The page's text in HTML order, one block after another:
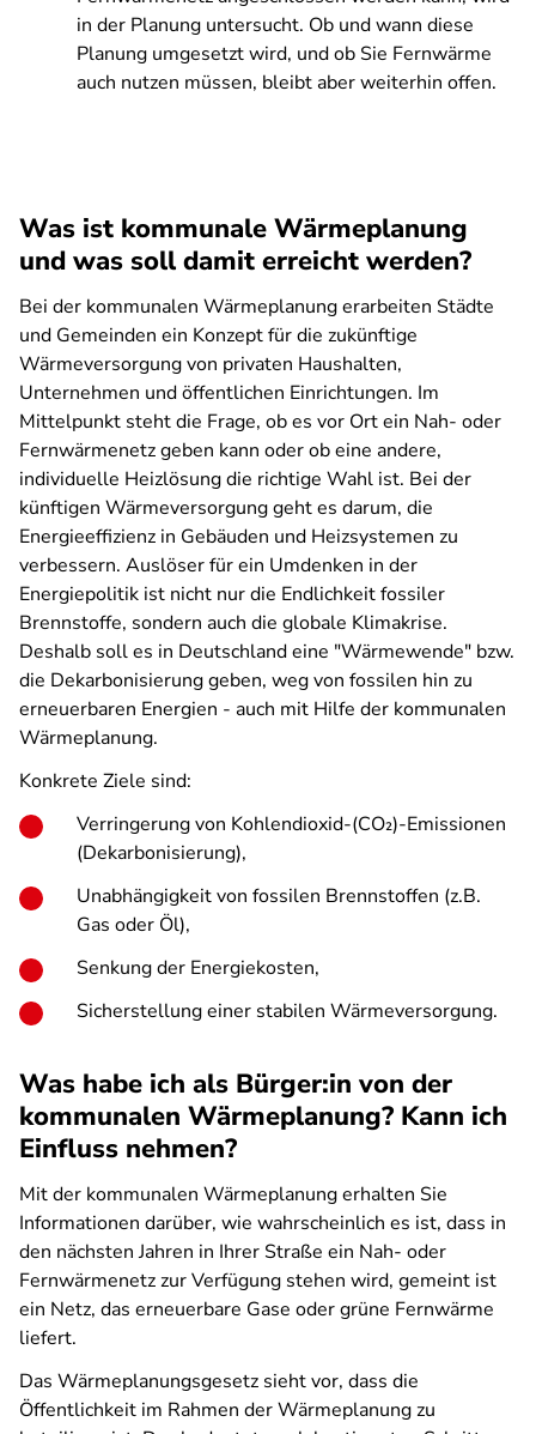
in der Planung untersucht. Ob und wann diese
Planung umgesetzt wird, und ob Sie Fernwärme
auch nutzen müssen, bleibt aber weiterhin offen.
Was ist kommunale Wärmeplanung
und was soll damit erreicht werden?
Bei der kommunalen Wärmeplanung erarbeiten Städte
und Gemeinden ein Konzept für die zukünftige
Wärmeversorgung von privaten Haushalten,
Unternehmen und öffentlichen Einrichtungen. Im
Mittelpunkt steht die Frage, ob es vor Ort ein Nah- oder
Fernwärmenetz geben kann oder ob eine andere,
individuelle Heizlösung die richtige Wahl ist. Bei der
künftigen Wärmeversorgung geht es darum, die
Energieeffizienz in Gebäuden und Heizsystemen zu
verbessern. Auslöser für ein Umdenken in der
Energiepolitik ist nicht nur die Endlichkeit fossiler
Brennstoffe, sondern auch die globale Klimakrise.
Deshalb soll es in Deutschland eine "Wärmewende" bzw.
die Dekarbonisierung geben, weg von fossilen hin zu
erneuerbaren Energien - auch mit Hilfe der kommunalen
Wärmeplanung.
Konkrete Ziele sind:
Verringerung von Kohlendioxid-(CO₂)-Emissionen
(Dekarbonisierung),
Unabhängigkeit von fossilen Brennstoffen (z.B.
Gas oder Öl),
Senkung der Energiekosten,
Sicherstellung einer stabilen Wärmeversorgung.
Was habe ich als Bürger:in von der
kommunalen Wärmeplanung? Kann ich
Einfluss nehmen?
Mit der kommunalen Wärmeplanung erhalten Sie
Informationen darüber, wie wahrscheinlich es ist, dass in
den nächsten Jahren in Ihrer Straße ein Nah- oder
Fernwärmenetz zur Verfügung stehen wird, gemeint ist
ein Netz, das erneuerbare Gase oder grüne Fernwärme
liefert.
Das Wärmeplanungsgesetz sieht vor, dass die
Öffentlichkeit im Rahmen der Wärmeplanung zu